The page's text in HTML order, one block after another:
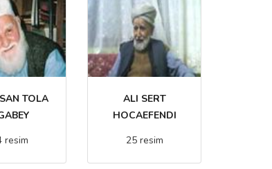
TOLA
resim
ALI SERT
HOCAEFENDI
25 resim